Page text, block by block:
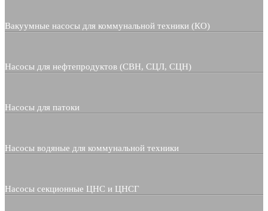
Вакуумные насосы для коммунальной техники (КО)
Насосы для нефтепродуктов (СВН, СЦЛ, СЦН)
Насосы для патоки
Насосы водяные для коммунальной техники
Насосы секционные ЦНС и ЦНСГ